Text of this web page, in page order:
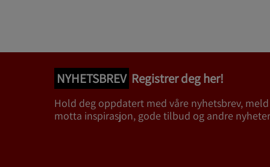
NYHETSBREV Registrer deg her!
Hold deg oppdatert med våre nyhetsbrev,
motta inspirasjon, gode tilbud og andre